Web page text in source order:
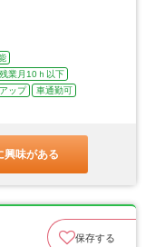
残業月10ｈ以下
ップ
車通勤可
興味がある
保存する